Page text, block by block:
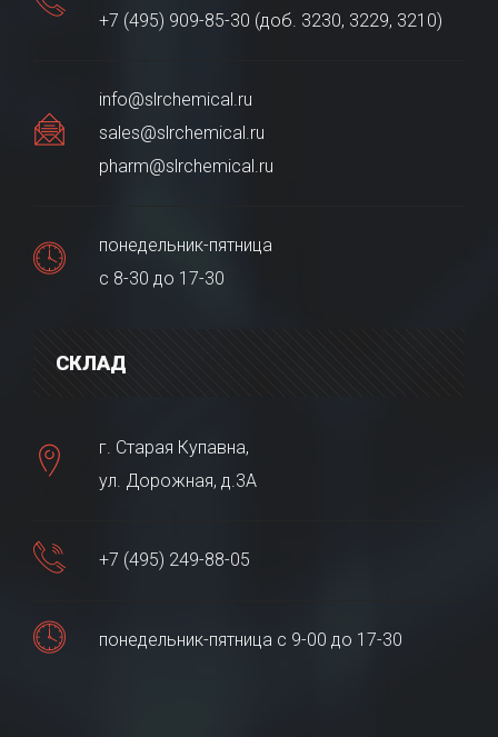
+7 (495) 909-85-30 (доб. 3230, 3229, 3210)
info@slrchemical.ru
sales@slrchemical.ru
pharm@slrchemical.ru
понедельник-пятница
с 8-30 до 17-30
СКЛАД
г. Старая Купавна,
ул. Дорожная, д.3А
+7 (495) 249-88-05
понедельник-пятница с 9-00 до 17-30